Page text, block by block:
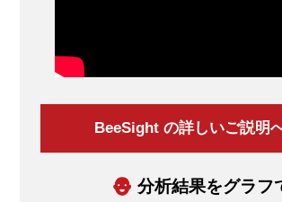
BeeSight の詳しいご説明
分析結果をグラフ